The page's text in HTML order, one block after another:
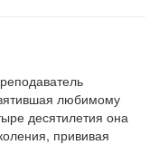
любимому
десятилетия она
прививая